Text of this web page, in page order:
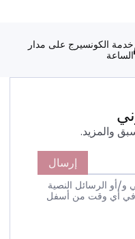
خدمة الكونسيرج على مدار
الساعة
والمزيد.
إرسال
و/أو الرسائل النصية
في أي وقت من أسفل